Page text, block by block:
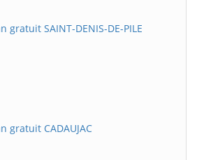
gratuit SAINT-DENIS-DE-PILE
gratuit CADAUJAC